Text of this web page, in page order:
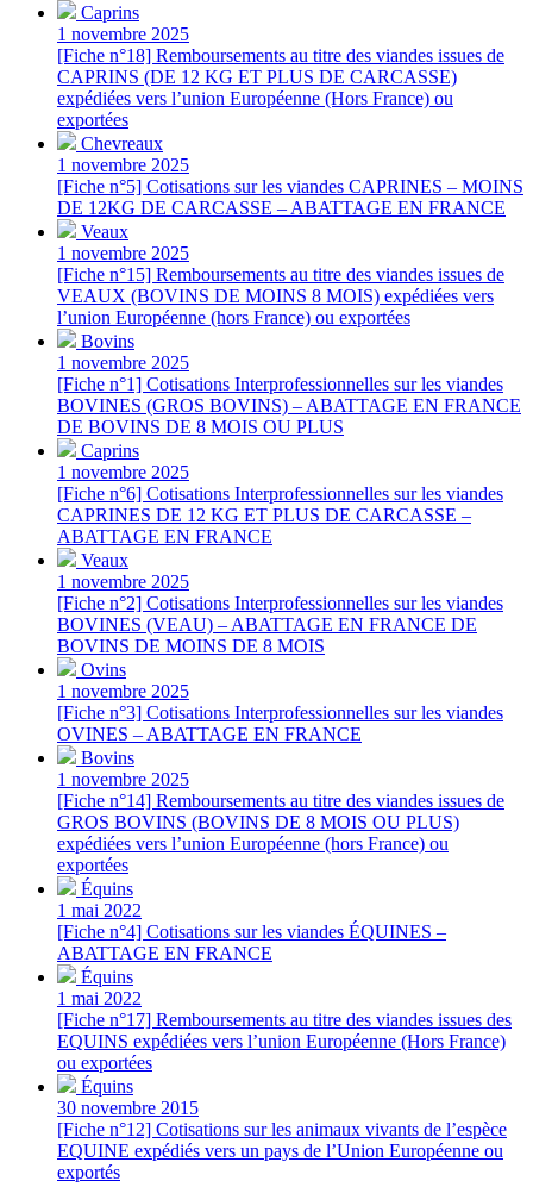
Caprins
1 novembre 2025
[Fiche n°18] Remboursements au titre des viandes issues de
CAPRINS (DE 12 KG ET PLUS DE CARCASSE)
expédiées vers l’union Européenne (Hors France) ou
exportées
Chevreaux
1 novembre 2025
[Fiche n°5] Cotisations sur les viandes CAPRINES – MOINS
DE 12KG DE CARCASSE – ABATTAGE EN FRANCE
Veaux
1 novembre 2025
[Fiche n°15] Remboursements au titre des viandes issues de
VEAUX (BOVINS DE MOINS 8 MOIS) expédiées vers
l’union Européenne (hors France) ou exportées
Bovins
1 novembre 2025
[Fiche n°1] Cotisations Interprofessionnelles sur les viandes
BOVINES (GROS BOVINS) – ABATTAGE EN FRANCE
DE BOVINS DE 8 MOIS OU PLUS
Caprins
1 novembre 2025
[Fiche n°6] Cotisations Interprofessionnelles sur les viandes
CAPRINES DE 12 KG ET PLUS DE CARCASSE –
ABATTAGE EN FRANCE
Veaux
1 novembre 2025
[Fiche n°2] Cotisations Interprofessionnelles sur les viandes
BOVINES (VEAU) – ABATTAGE EN FRANCE DE
BOVINS DE MOINS DE 8 MOIS
Ovins
1 novembre 2025
[Fiche n°3] Cotisations Interprofessionnelles sur les viandes
OVINES – ABATTAGE EN FRANCE
Bovins
1 novembre 2025
[Fiche n°14] Remboursements au titre des viandes issues de
GROS BOVINS (BOVINS DE 8 MOIS OU PLUS)
expédiées vers l’union Européenne (hors France) ou
exportées
Équins
1 mai 2022
[Fiche n°4] Cotisations sur les viandes ÉQUINES –
ABATTAGE EN FRANCE
Équins
1 mai 2022
[Fiche n°17] Remboursements au titre des viandes issues des
EQUINS expédiées vers l’union Européenne (Hors France)
ou exportées
Équins
30 novembre 2015
[Fiche n°12] Cotisations sur les animaux vivants de l’espèce
EQUINE expédiés vers un pays de l’Union Européenne ou
exportés